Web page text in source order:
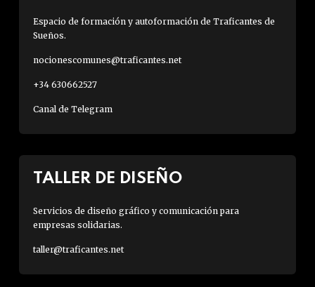
Espacio de formación y autoformación de Traficantes de
Sueños.
nocionescomunes@traficantes.net
+34 630662527
Canal de Telegram
TALLER DE DISEÑO
Servicios de diseño gráfico y comunicación para
empresas solidarias.
taller@traficantes.net